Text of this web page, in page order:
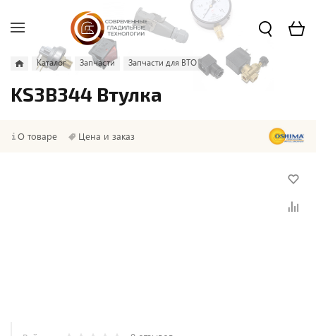
Каталог Запчасти Запчасти для ВТО
KS3B344 Втулка
О товаре Цена и заказ